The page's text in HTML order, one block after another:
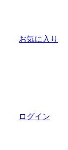
お気に入り
ログイン